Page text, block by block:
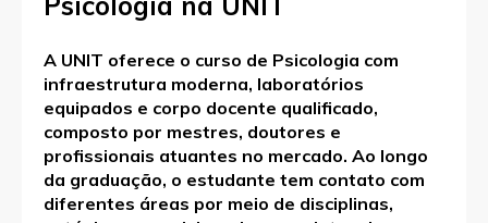
A UNIT oferece o curso de Psicologia com
infraestrutura moderna, laboratórios
equipados e corpo docente qualificado,
composto por mestres, doutores e
profissionais atuantes no mercado. Ao longo
da graduação, o estudante tem contato com
diferentes áreas por meio de disciplinas,